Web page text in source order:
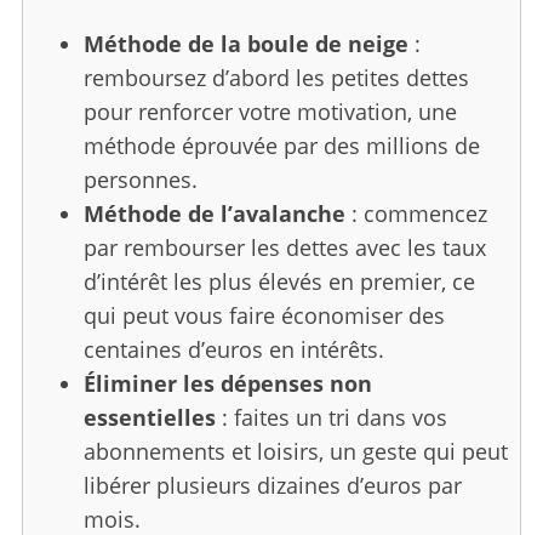
Méthode de la boule de neige :
remboursez d’abord les petites dettes
pour renforcer votre motivation, une
méthode éprouvée par des millions de
personnes.
Méthode de l’avalanche : commencez
par rembourser les dettes avec les taux
d’intérêt les plus élevés en premier, ce
qui peut vous faire économiser des
centaines d’euros en intérêts.
Éliminer les dépenses non
essentielles: faites un tri dans vos
abonnements et loisirs, un geste qui peut
libérer plusieurs dizaines d’euros par
mois.